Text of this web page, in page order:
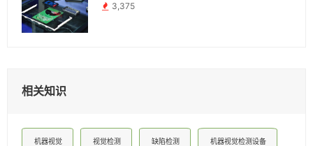
3,375
相关知识
机器视觉 视觉检测 缺陷检测 机器视觉检测设备